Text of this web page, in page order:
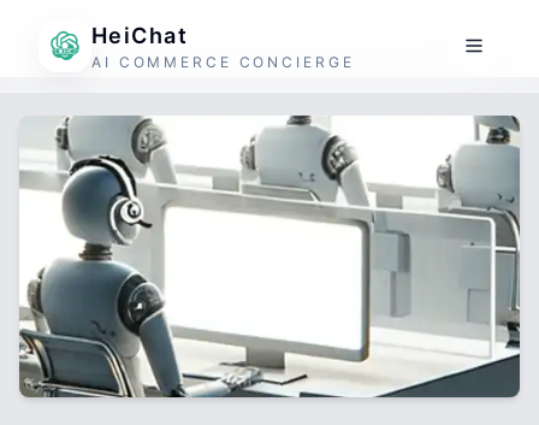
HeiChat
AI COMMERCE CONCIERGE